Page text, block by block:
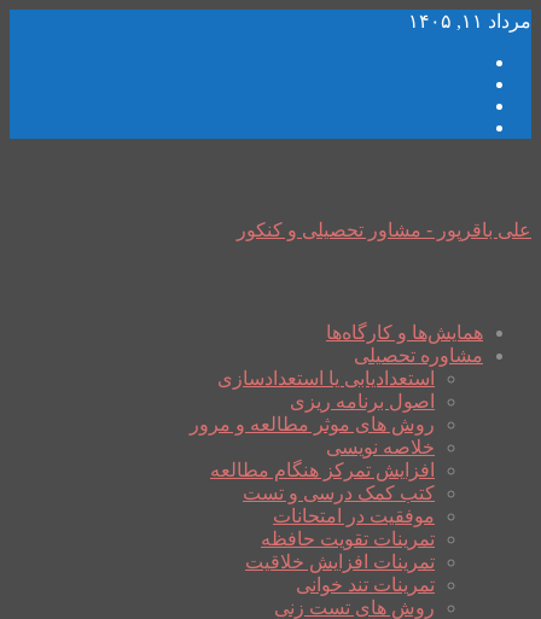
مرداد ۱۱, ۱۴۰۵
علی باقرپور - مشاور تحصیلی و کنکور
همایش‌ها و کارگاه‌ها
مشاوره تحصیلی
استعدادیابی یا استعدادسازی
اصول برنامه ریزی
روش های موثر مطالعه و مرور
خلاصه نویسی
افزایش تمرکز هنگام مطالعه
کتب کمک درسی و تست
موفقیت در امتحانات
تمرینات تقویت حافظه
تمرینات افزایش خلاقیت
تمرینات تند خوانی
روش های تست زنی